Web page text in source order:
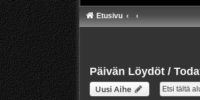
Etusivu
Päivän Löydöt /
Uusi Aihe